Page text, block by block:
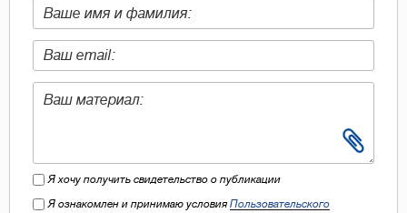
Я хочу получить свидетельство о публикации
Я ознакомлен и принимаю условия Пользовательского